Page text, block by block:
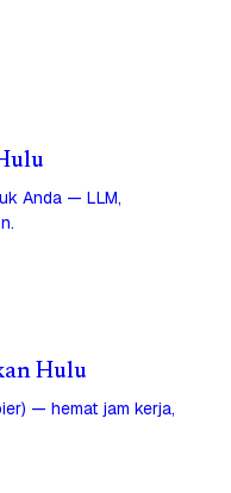
Anda — LLM,
Hulu
— hemat jam kerja,